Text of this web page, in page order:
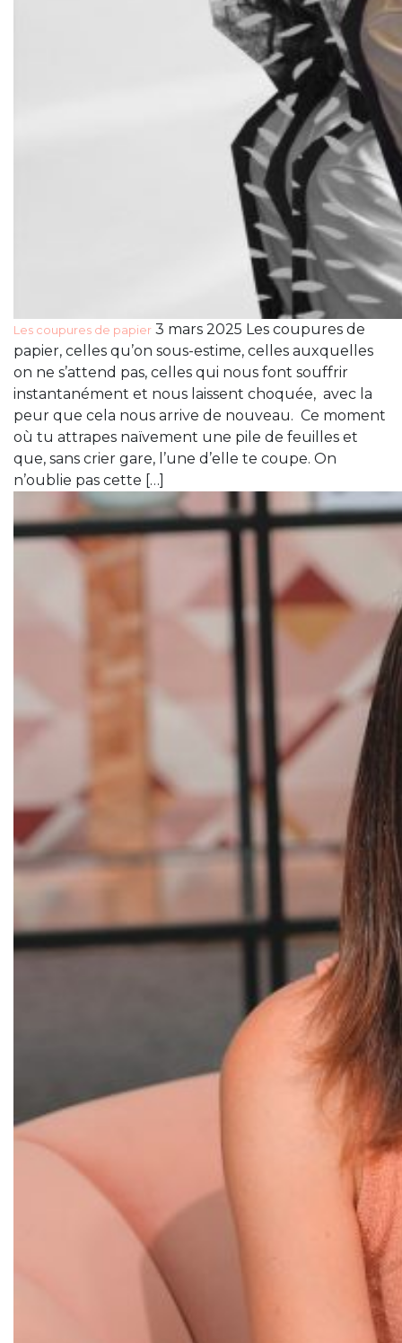
Les coupures de papier 3 mars 2025 Les coupures de
papier, celles qu’on sous-estime, celles auxquelles
on ne s’attend pas, celles qui nous font souffrir
instantanément et nous laissent choquée, avec la
peur que cela nous arrive de nouveau. Ce moment
où tu attrapes naïvement une pile de feuilles et
que, sans crier gare, l’une d’elle te coupe. On
n’oublie pas cette […]